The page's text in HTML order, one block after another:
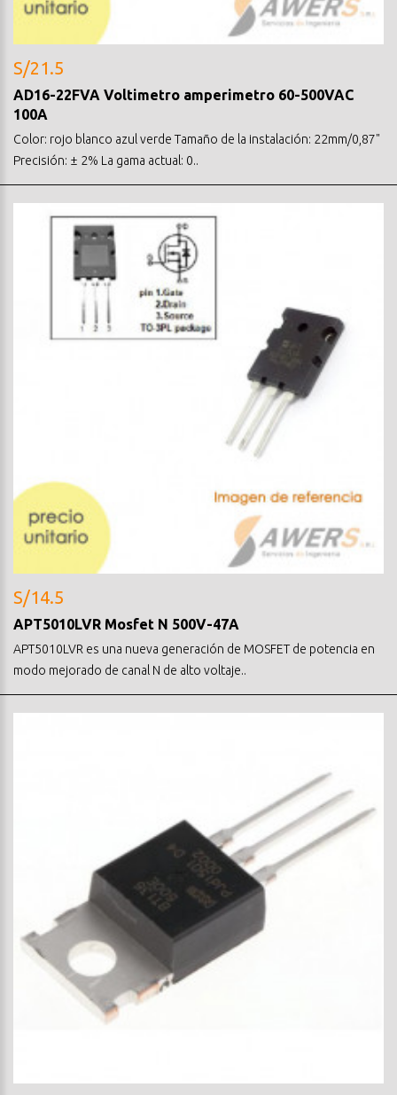
S/21.5
AD16-22FVA Voltimetro amperimetro 60-500VAC
100A
Color: rojo blanco azul verde Tamaño de la instalación: 22mm/0,87"
Precisión: ± 2% La gama actual: 0..
S/14.5
APT5010LVR Mosfet N 500V-47A
APT5010LVR es una nueva generación de MOSFET de potencia en
modo mejorado de canal N de alto voltaje..